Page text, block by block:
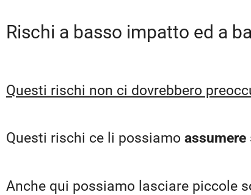
Rischi a basso impatto ed a
Questi rischi non ci dovrebbero
Questi rischi ce li possiamo assumere
Anche qui possiamo lasciare piccole